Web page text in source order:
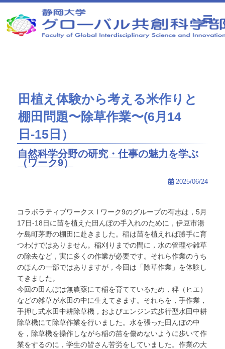
田植え体験から考える米作りと
棚田問題〜除草作業〜(6月14
日-15日）
自然科学分野の研究・仕事の魅力を学ぶ
（ワーク9）
2025/06/24
コラボラティブワークス I ワーク9のグループの有志は，5月
17日-18日に苗を植えた田んぼの手入れのために，伊豆市湯
ケ島町茅野の棚田に赴きました。稲は苗を植えれば勝手に育
つわけではありません。稲刈りまでの間に，水の管理や雑草
の除去など，実に多くの作業が必要です。それら作業のうち
のほんの一部ではありますが，今回は「除草作業」を体験し
てきました。
今回の田んぼは無農薬にて稲を育てているため，稗（ヒエ）
などの雑草が水田の中に生えてきます。それらを，手作業，
手押し式水田中耕除草機，およびエンジン式歩行型水田中耕
除草機にて除草作業を行いました。水を張った田んぼの中
を，除草機を操作しながら稲の苗を傷めないように歩いて作
業をするのに，学生の皆さん苦労をしていました。作業の大